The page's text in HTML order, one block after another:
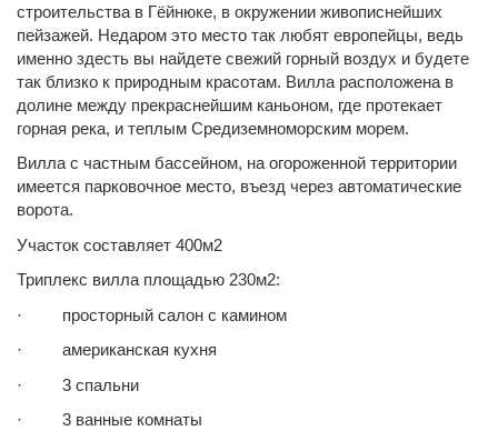
строительства в Гёйнюке, в окружении живописнейших
пейзажей. Недаром это место так любят европейцы, ведь
именно здесть вы найдете свежий горный воздух и будете
так близко к природным красотам. Вилла расположена в
долине между прекраснейшим каньоном, где протекает
горная река, и теплым Средиземноморским морем.
Вилла с частным бассейном, на огороженной территории
имеется парковочное место, въезд через автоматические
ворота.
Участок составляет 400м2
Триплекс вилла площадью 230м2:
· просторный салон с камином
· американская кухня
· 3 спальни
· 3 ванные комнаты